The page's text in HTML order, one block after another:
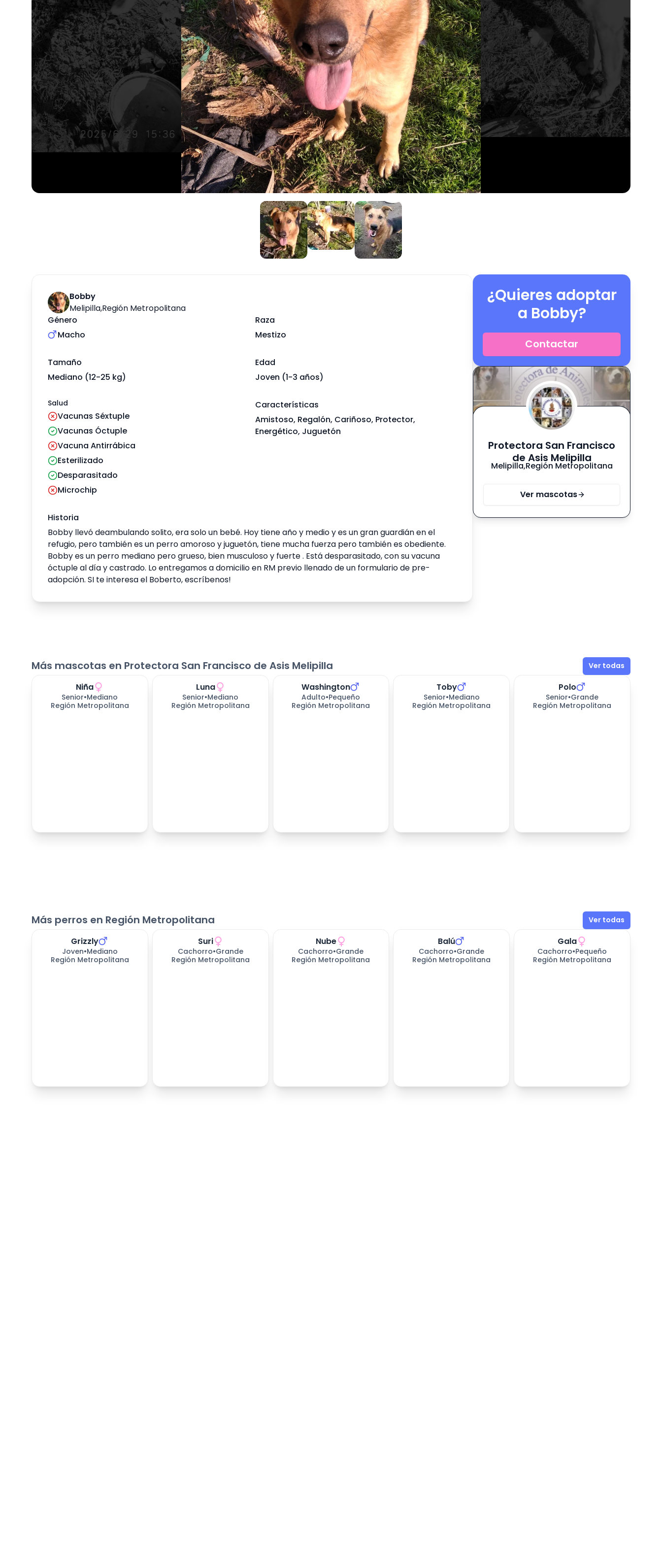
Bobby
Melipilla,Región Metropolitana
Género
Macho
Raza
Mestizo
Tamaño
Mediano (12-25 kg)
Edad
Joven (1-3 años)
Salud
Vacunas Séxtuple
Vacunas Óctuple
Vacuna Antirrábica
Esterilizado
Desparasitado
Microchip
Características
Amistoso, Regalón, Cariñoso, Protector,
Energético, Juguetón
Historia
Bobby llevó deambulando solito, era solo un bebé. Hoy tiene año y medio y es un gran guardián en el
refugio, pero también es un perro amoroso y juguetón, tiene mucha fuerza pero también es obediente.
Bobby es un perro mediano pero grueso, bien musculoso y fuerte . Está desparasitado, con su vacuna
óctuple al día y castrado. Lo entregamos a domicilio en RM previo llenado de un formulario de pre-
adopción. SI te interesa el Boberto, escríbenos!
¿Quieres adoptar
a Bobby?
Contactar
Protectora San Francisco
de Asis Melipilla
Melipilla,Región Metropolitana
Ver mascotas
Más mascotas en Protectora San Francisco de Asis Melipilla Ver todas
Niña
Senior•Mediano
Región Metropolitana
Luna
Senior•Mediano
Región Metropolitana
Washington
Adulto•Pequeño
Región Metropolitana
Toby
Senior•Mediano
Región Metropolitana
Polo
Senior•Grande
Región Metropolitana
Más perros en Región Metropolitana Ver todas
Grizzly
Joven•Mediano
Región Metropolitana
Suri
Cachorro•Grande
Región Metropolitana
Nube
Cachorro•Grande
Región Metropolitana
Balú
Cachorro•Grande
Región Metropolitana
Gala
Cachorro•Pequeño
Región Metropolitana